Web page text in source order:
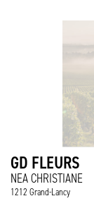
GD FLEURS
NEA CHRISTIANE
1212 Grand-Lancy